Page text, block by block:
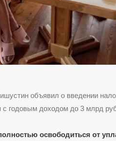
объявил о введении
с годовым доходом до 3 млрд
освободиться от